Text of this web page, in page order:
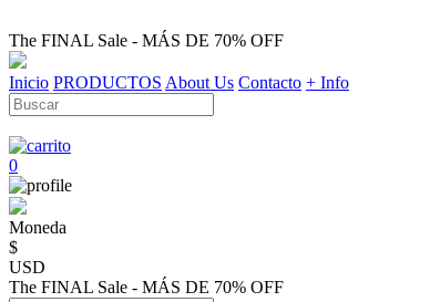
The FINAL Sale - MÁS DE 70% OFF
Inicio PRODUCTOS About Us Contacto + Info
0
Moneda
$
USD
The FINAL Sale - MÁS DE 70% OFF